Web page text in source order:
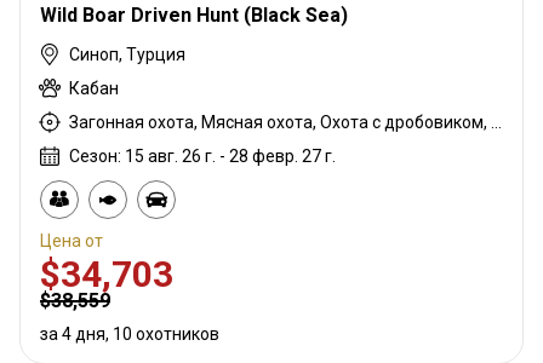
Wild Boar Driven Hunt (Black Sea)
Синоп, Турция
Кабан
Сезон: 15 авг. 26 г. - 28 февр. 27 г.
Цена от
$34,703
$38,559
за 4 дня, 10 охотников